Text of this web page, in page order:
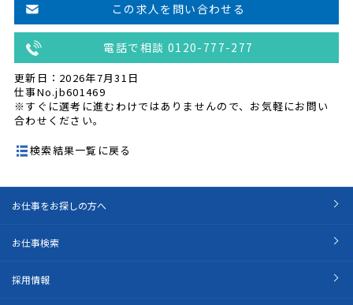
この求人を問い合わせる
電話で相談 0120-777-277
更新日：2026年7月31日
仕事No.jb601469
※すぐに選考に進むわけではありませんので、お気軽にお問い
合わせください。
検索結果一覧に戻る
お仕事をお探しの方へ
お仕事検索
採用情報